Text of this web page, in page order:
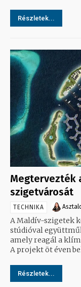
Részletek...
Megtervezték
szigetvárosát
TECHNIKA
A Maldív-szigetek
stúdióval
amely reagál a
A projekt öt éven
Részletek...